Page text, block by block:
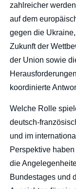
zahlreicher
auf dem
gegen die
Zukunft der
der Union sowie
koordinierte
Welche Rolle
deutsch-
und im
Perspektive
die
Bundestages und